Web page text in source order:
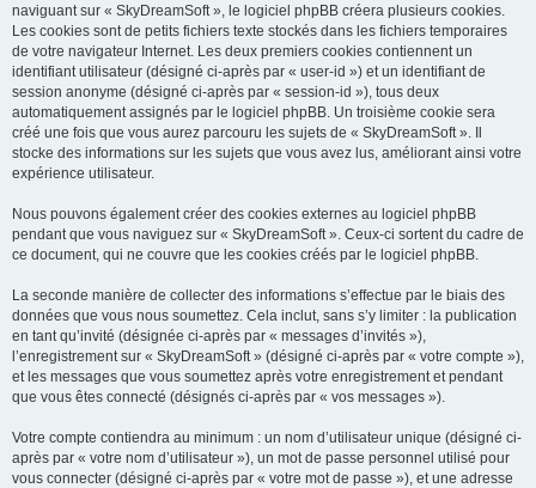
naviguant sur « SkyDreamSoft », le logiciel phpBB créera plusieurs cookies.
Les cookies sont de petits fichiers texte stockés dans les fichiers temporaires
de votre navigateur Internet. Les deux premiers cookies contiennent un
identifiant utilisateur (désigné ci-après par « user-id ») et un identifiant de
session anonyme (désigné ci-après par « session-id »), tous deux
automatiquement assignés par le logiciel phpBB. Un troisième cookie sera
créé une fois que vous aurez parcouru les sujets de « SkyDreamSoft ». Il
stocke des informations sur les sujets que vous avez lus, améliorant ainsi votre
expérience utilisateur.
Nous pouvons également créer des cookies externes au logiciel phpBB
pendant que vous naviguez sur « SkyDreamSoft ». Ceux-ci sortent du cadre de
ce document, qui ne couvre que les cookies créés par le logiciel phpBB.
La seconde manière de collecter des informations s’effectue par le biais des
données que vous nous soumettez. Cela inclut, sans s’y limiter : la publication
en tant qu’invité (désignée ci-après par « messages d’invités »),
l’enregistrement sur « SkyDreamSoft » (désigné ci-après par « votre compte »),
et les messages que vous soumettez après votre enregistrement et pendant
que vous êtes connecté (désignés ci-après par « vos messages »).
Votre compte contiendra au minimum : un nom d’utilisateur unique (désigné ci-
après par « votre nom d’utilisateur »), un mot de passe personnel utilisé pour
vous connecter (désigné ci-après par « votre mot de passe »), et une adresse